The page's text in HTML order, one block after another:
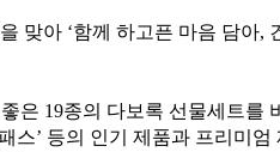
맞아 ‘함께 하고픈 마음 담아,
은 19종의 다보록 선물세트를
스’ 등의 인기 제품과 프리미